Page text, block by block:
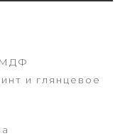
МДФ
и глянцевое